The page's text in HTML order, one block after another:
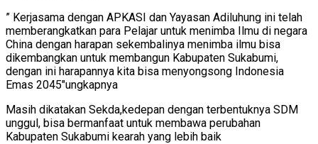
” Kerjasama dengan APKASI dan Yayasan Adiluhung ini telah
memberangkatkan para Pelajar untuk menimba Ilmu di negara
China dengan harapan sekembalinya menimba ilmu bisa
dikembangkan untuk membangun Kabupaten Sukabumi,
dengan ini harapannya kita bisa menyongsong Indonesia
Emas 2045″ungkapnya
Masih dikatakan Sekda,kedepan dengan terbentuknya SDM
unggul, bisa bermanfaat untuk membawa perubahan
Kabupaten Sukabumi kearah yang lebih baik